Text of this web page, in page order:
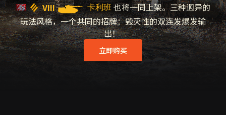
VIII
卡利班也将一同上架。三种迥异的
玩法风格，一个共同的招牌：毁灭性的双连发爆发输
出！
立即购买